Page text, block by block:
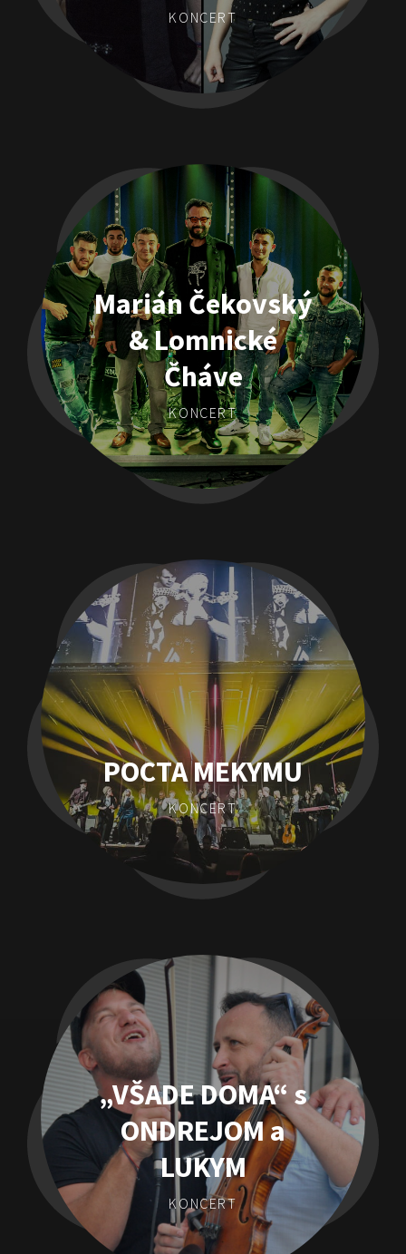
KONCERT
Marián Čekovský
& Lomnické
Čháve
KONCERT
POCTA MEKYMU
KONCERT
„VŠADE DOMA“ s
ONDREJOM a
LUKYM
KONCERT